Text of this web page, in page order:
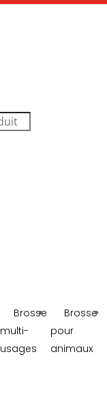
Brosse
multi-
usages
Brosse
pour
animaux